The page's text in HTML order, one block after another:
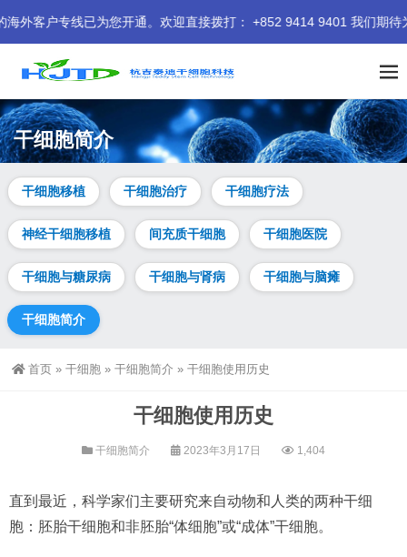
客户专线已为您开通。欢迎直接拨打： +852 9414 9401 我们期待为
干细胞简介
干细胞移植 干细胞治疗 干细胞疗法
神经干细胞移植 间充质干细胞 干细胞医院
干细胞与糖尿病 干细胞与肾病 干细胞与脑瘫
干细胞简介
首页 » 干细胞 » 干细胞简介 » 干细胞使用历史
干细胞使用历史
干细胞简介 2023年3月17日 1,404
直到最近，科学家们主要研究来自动物和人类的两种干细
胞：胚胎干细胞和非胚胎“体细胞”或“成体”干细胞。